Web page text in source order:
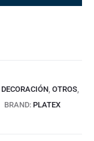
DECORACIÓN, OTROS,
BRAND: PLATEX